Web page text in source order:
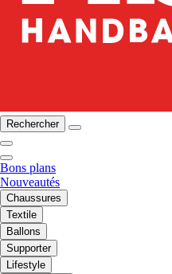
Rechercher
Bons plans
Nouveautés
Chaussures
Textile
Ballons
Supporter
Lifestyle